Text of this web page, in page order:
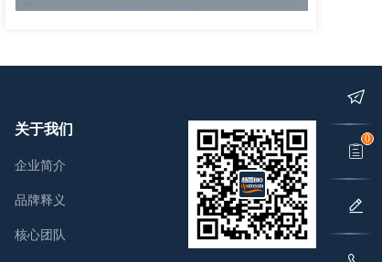
关于我们
企业简介
品牌释义
核心团队
0